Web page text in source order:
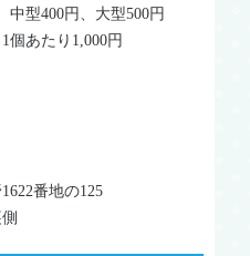
型400円、大型500円
あたり1,000円
番地の125